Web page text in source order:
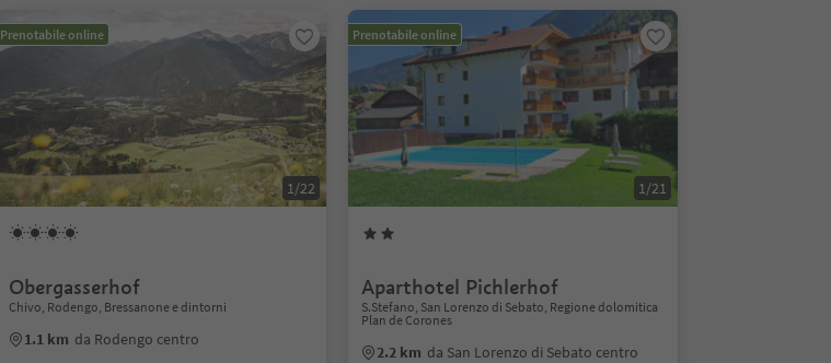
Prenotabile online
1/22
Obergasserhof
Chivo, Rodengo, Bressanone e dintorni
1.1 km da Rodengo centro
Prenotabile online
1/21
Aparthotel Pichlerhof
S.Stefano, San Lorenzo di Sebato, Regione dolomitica
Plan de Corones
2.2 km da San Lorenzo di Sebato centro